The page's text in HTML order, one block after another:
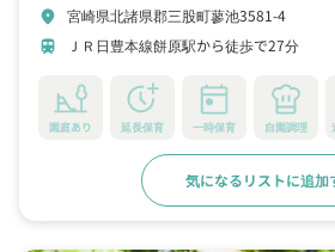
location_on 宮崎県北諸県郡三股町蓼池3581-4
train ＪＲ日豊本線餅原駅から徒歩で27分
園庭あり 延長保育 一時保育 自園調理
気になるリストに追加